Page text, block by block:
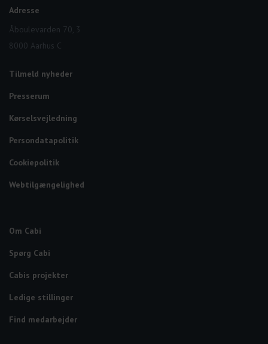
Adresse
Åboulevarden 70, 3
8000 Aarhus C
Tilmeld nyheder
Presserum
Kørselsvejledning
Persondatapolitik
Cookiepolitik
Webtilgængelighed
Om Cabi
Spørg Cabi
Cabis projekter
Ledige stillinger
Find medarbejder